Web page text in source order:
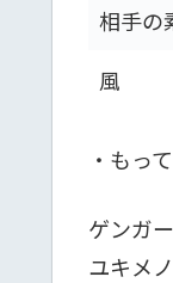
相手の
風
・もっ
ゲンガー
ユキメ